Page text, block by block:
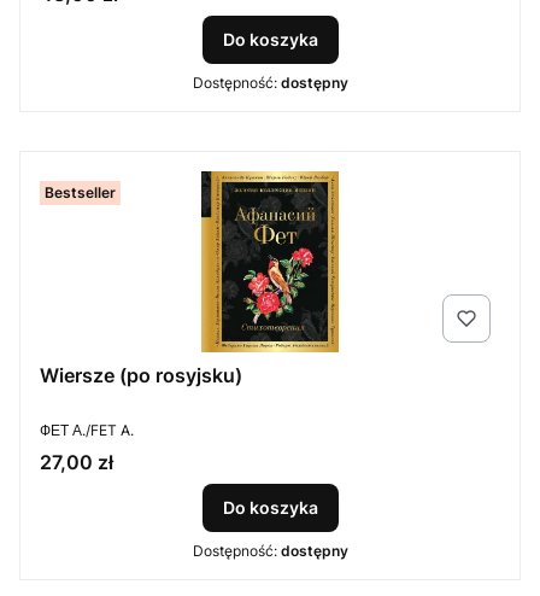
Do koszyka
Dostępność: dostępny
Bestseller
Wiersze (po rosyjsku)
PRODUCENT
ФЕТ А./FET A.
Cena
27,00 zł
Do koszyka
Dostępność: dostępny